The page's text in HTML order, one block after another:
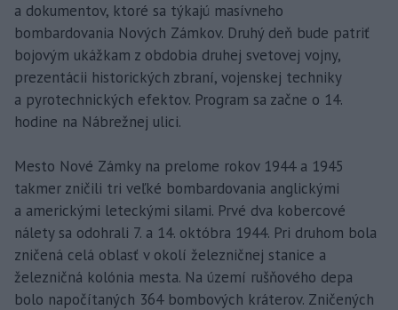
a dokumentov, ktoré sa týkajú masívneho
bombardovania Nových Zámkov. Druhý deň bude patriť
bojovým ukážkam z obdobia druhej svetovej vojny,
prezentácii historických zbraní, vojenskej techniky
a pyrotechnických efektov. Program sa začne o 14.
hodine na Nábrežnej ulici.
Mesto Nové Zámky na prelome rokov 1944 a 1945
takmer zničili tri veľké bombardovania anglickými
a americkými leteckými silami. Prvé dva kobercové
nálety sa odohrali 7. a 14. októbra 1944. Pri druhom bola
zničená celá oblasť v okolí železničnej stanice a
železničná kolónia mesta. Na území rušňového depa
bolo napočítaných 364 bombových kráterov. Zničených